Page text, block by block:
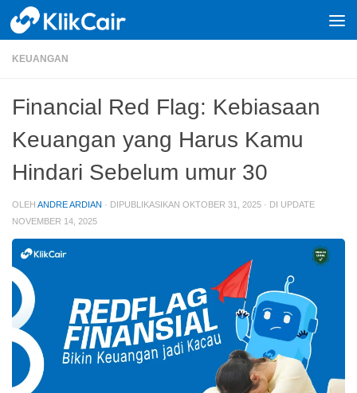
Skip to content
KEUANGAN
Financial Red Flag: Kebiasaan
Keuangan yang Harus Kamu
Hindari Sebelum umur 30
OLEH ANDRE ARDIAN · DIPUBLIKASIKAN OKTOBER 31, 2025 · DI UPDATE
NOVEMBER 14, 2025